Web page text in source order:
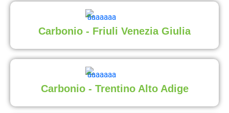
Carbonio - Friuli Venezia Giulia
Carbonio - Trentino Alto Adige